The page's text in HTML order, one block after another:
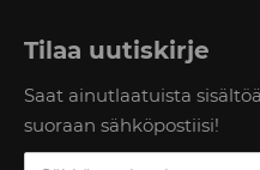
Tilaa uutiskirje
Saat ainutlaatuista
suoraan sähköpostiisi!